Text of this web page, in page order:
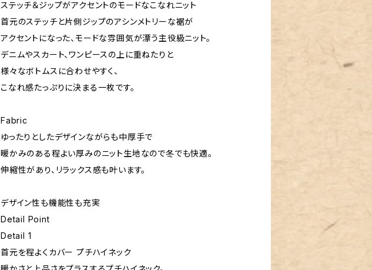
ステッチ＆ジップがアクセントのモードなこなれニット
首元のステッチと片側ジップのアシンメトリーな裾が
アクセントになった、モードな雰囲気が漂う主役級ニット。
デニムやスカート、ワンピースの上に重ねたりと
様々なボトムスに合わせやすく、
こなれ感たっぷりに決まる一枚です。
Fabric
ゆったりとしたデザインながらも中厚手で
暖かみのある程よい厚みのニット生地なので冬でも快適。
伸縮性があり、リラックス感も叶います。
デザイン性も機能性も充実
Detail Point
Detail 1
首元を程よくカバー プチハイネック